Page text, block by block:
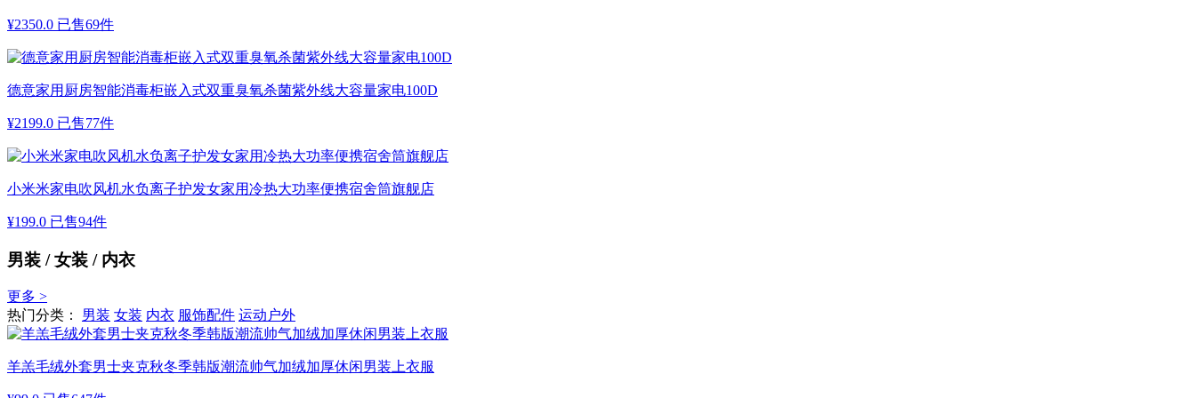
¥2350.0 已售69件
德意家用厨房智能消毒柜嵌入式双重臭氧杀菌紫外线大容量家电100D
¥2199.0 已售77件
小米米家电吹风机水负离子护发女家用冷热大功率便携宿舍筒旗舰店
¥199.0 已售94件
男装 / 女装 / 内衣
更多 >
热门分类： 男装 女装 内衣 服饰配件 运动户外
羊羔毛绒外套男士夹克秋冬季韩版潮流帅气加绒加厚休闲男装上衣服